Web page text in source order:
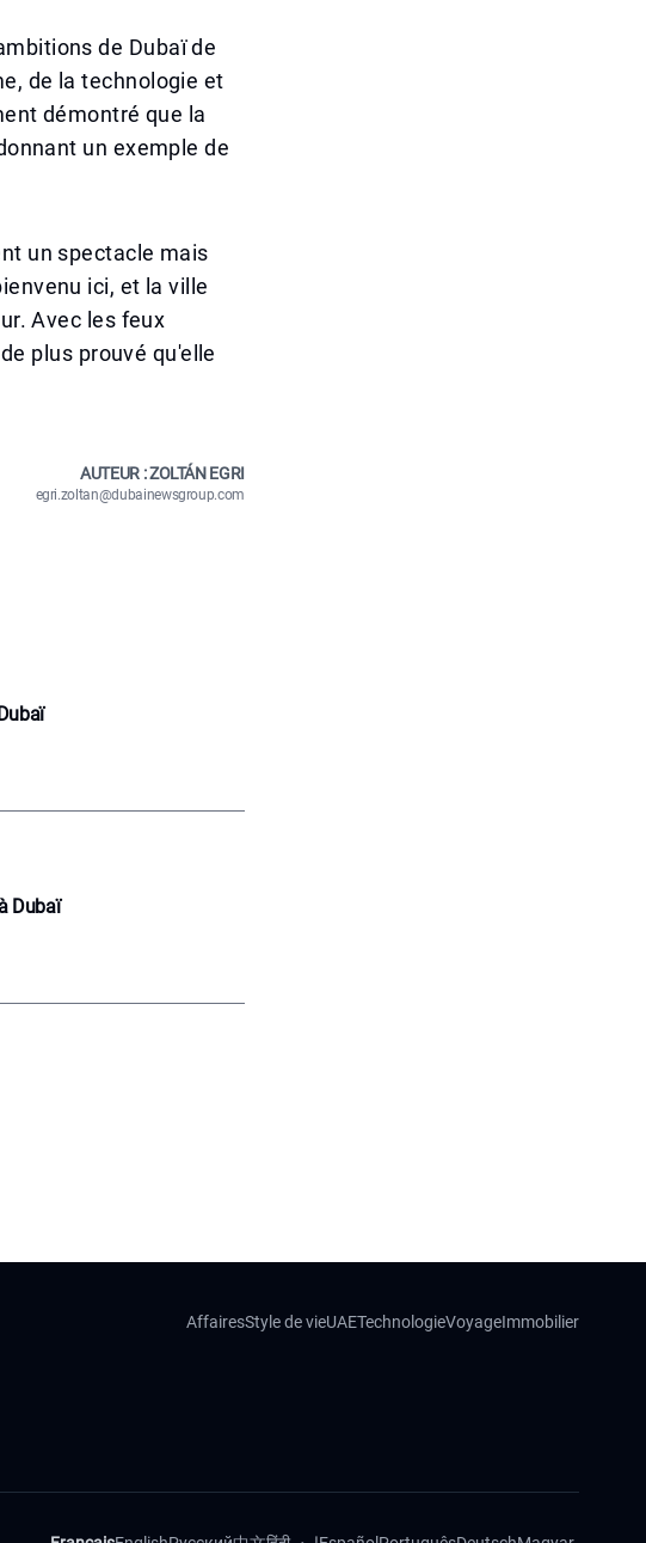
de Dubaï de
de la technologie et
démontré que la
un exemple de
un spectacle mais
ici, et la ville
Avec les feux
plus prouvé qu'elle
AUTEUR : ZOLTÁN EGRI
egri.zoltan@dubainewsgroup.com
Dubaï
AffairesStyle de vieUAETechnologieVoyageImmobilier